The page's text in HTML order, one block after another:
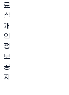
료
실
개
인
정
보
공
지